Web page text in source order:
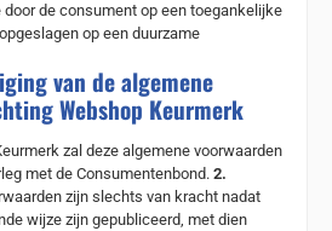
de consument op een toegankelijke
op een duurzame
van de algemene
Webshop Keurmerk
zal deze algemene voorwaarden
met de Consumentenbond. 2.
zijn slechts van kracht nadat
wijze zijn gepubliceerd, met dien